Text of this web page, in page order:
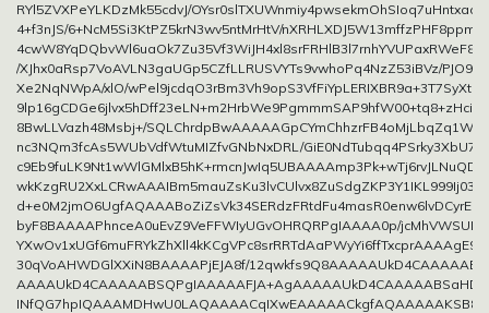
RYl5ZVXPeYLKDzMk55cdvJ/
4+f3nJS/6+NcM5Si3KtPZ5krN3wv5ntMrHtV/
/XJhx0aRsp7VoAVLN3gaUGp5CZfLLRUSVYTs9vwhoPq4NzZ53iBVz/
Xe2NqNWpA/xlO/
8BwLLVazh48Msbj+/
nc3NQm3fcAs5WUbVdfWtuMIZfvGNbNxDRL/
byF8BAAAAPhnceA0uEvZ9VeFFWIyUGvOHRQRPgIAAAA0p/
30qVoAHWDGlXXiN8BAAAAPjEJA8f/